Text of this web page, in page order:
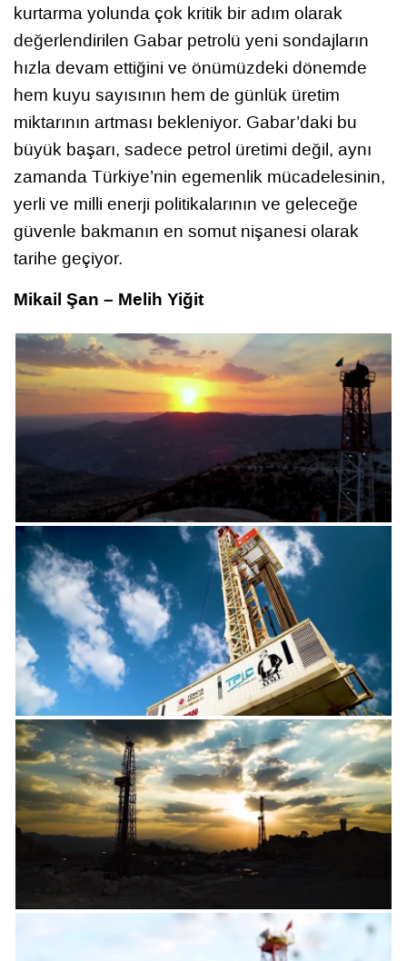
kurtarma yolunda çok kritik bir adım olarak
değerlendirilen Gabar petrolü yeni sondajların
hızla devam ettiğini ve önümüzdeki dönemde
hem kuyu sayısının hem de günlük üretim
miktarının artması bekleniyor. Gabar’daki bu
büyük başarı, sadece petrol üretimi değil, aynı
zamanda Türkiye’nin egemenlik mücadelesinin,
yerli ve milli enerji politikalarının ve geleceğe
güvenle bakmanın en somut nişanesi olarak
tarihe geçiyor.
Mikail Şan – Melih Yiğit